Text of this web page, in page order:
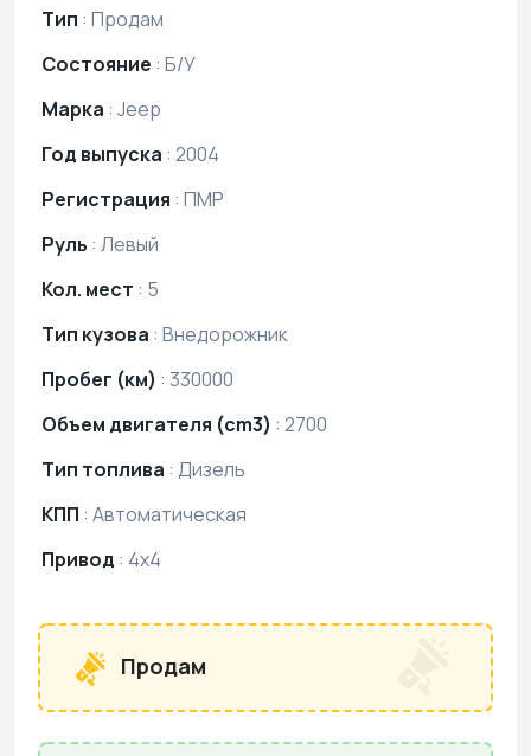
Тип : Продам
Состояние : Б/У
Марка : Jeep
Год выпуска : 2004
Регистрация : ПМР
Руль : Левый
Кол. мест : 5
Тип кузова : Внедорожник
Пробег (км) : 330000
Объем двигателя (cm3) : 2700
Тип топлива : Дизель
КПП : Автоматическая
Привод : 4х4
Продам